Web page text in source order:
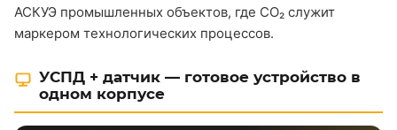
АСКУЭ промышленных объектов, где CO₂ служит
маркером технологических процессов.
УСПД + датчик — готовое устройство в
одном корпусе